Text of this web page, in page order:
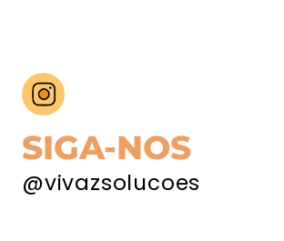
SIGA-NOS
@vivazsolucoes